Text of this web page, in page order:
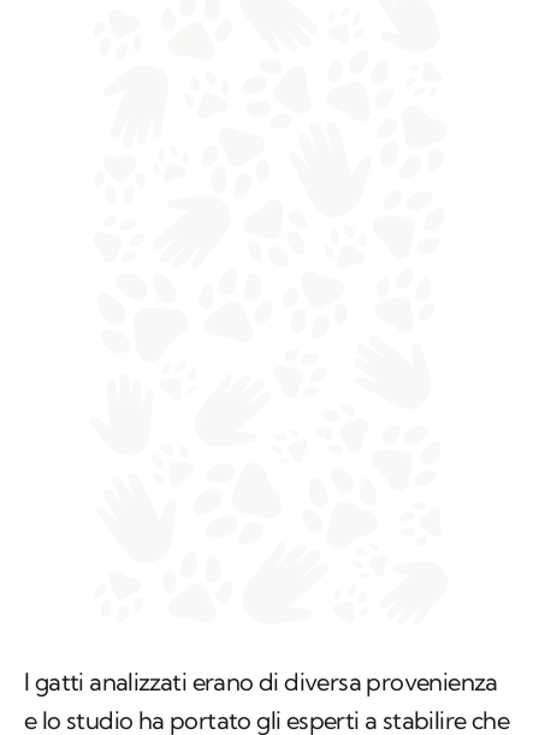
I gatti analizzati erano di diversa provenienza
e lo studio ha portato gli esperti a stabilire che